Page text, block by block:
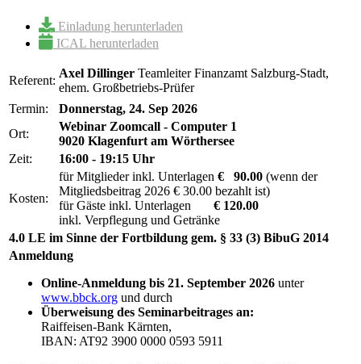
Einladung herunterladen
ICAL herunterladen
Referent:
Axel Dillinger Teamleiter Finanzamt Salzburg-Stadt,
ehem. Großbetriebs-Prüfer
Termin:
Donnerstag, 24. Sep 2026
Ort:
Webinar Zoomcall - Computer 1
9020 Klagenfurt am Wörthersee
Zeit:
16:00 - 19:15 Uhr
Kosten:
für Mitglieder inkl. Unterlagen € 90.00 (wenn der
Mitgliedsbeitrag 2026 € 30.00 bezahlt ist)
für Gäste inkl. Unterlagen € 120.00
inkl. Verpflegung und Getränke
4.0 LE im Sinne der Fortbildung gem. § 33 (3) BibuG 2014
Anmeldung
Online-Anmeldung bis 21. September 2026 unter
www.bbck.org und durch
Überweisung des Seminarbeitrages an:
Raiffeisen-Bank Kärnten,
IBAN: AT92 3900 0000 0593 5911